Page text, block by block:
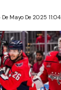
Mayo De 2025 11:04